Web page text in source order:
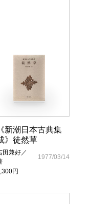
《新潮日本古典集
》徒然草
田兼好／
円
1977/03/14